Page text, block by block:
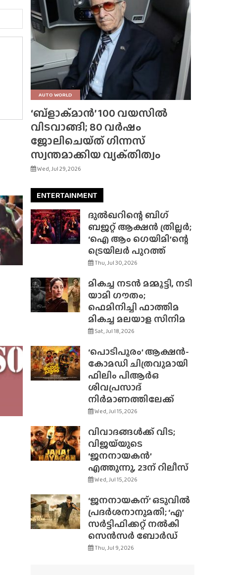
AUTO WORLD
‘ബ്‌ളാക്‌മാൻ’ 100 വയസിൽ
വിടവാങ്ങി; 80 വർഷം
ജോലിചെയ്‌ത്‌ ഗിന്നസ്
സ്വന്തമാക്കിയ വ്യക്‌തിത്വം
Wed, Jul 29, 2026
ENTERTAINMENT
ദുൽഖറിന്റെ ബിഗ്
ബജറ്റ് ആക്ഷൻ ത്രില്ലർ;
‘ഐ ആം ഗെയിമി’ന്റെ
ട്രെയിലർ പുറത്ത്
Thu, Jul 30, 2026
മികച്ച നടൻ മമ്മൂട്ടി, നടി
യാമി ഗൗതം;
ഫെമിനിച്ചി ഫാത്തിമ
മികച്ച മലയാള സിനിമ
Sat, Jul 18, 2026
‘പൊടിപൂരം’ ആക്ഷൻ-
കോമഡി ചിത്രവുമായി
ഫിലിം പിആർഒ
ശിവപ്രസാദ്
നിർമാണത്തിലേക്ക്
Wed, Jul 15, 2026
വിവാദങ്ങൾക്ക് വിട;
വിജയ്‌യുടെ
‘ജനനായകൻ’
എത്തുന്നു, 23ന് റിലീസ്
Wed, Jul 15, 2026
‘ജനനായകന്’ ഒടുവിൽ
പ്രദർശനാനുമതി; ‘എ’
സർട്ടിഫിക്കറ്റ് നൽകി
സെൻസർ ബോർഡ്
Thu, Jul 9, 2026